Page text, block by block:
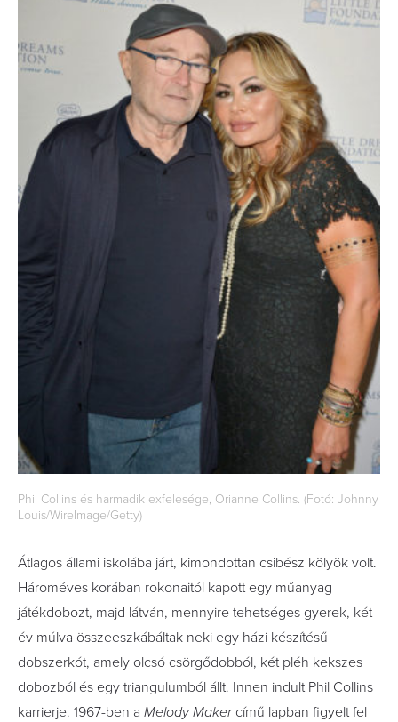
Phil Collins és harmadik exfelesége, Orianne Collins. (Fotó: Johnny
Louis/WireImage/Getty)
Átlagos állami iskolába járt, kimondottan csibész kölyök volt.
Hároméves korában rokonaitól kapott egy műanyag
játékdobozt, majd látván, mennyire tehetséges gyerek, két
év múlva összeeszkábáltak neki egy házi készítésű
dobszerkót, amely olcsó csörgődobból, két pléh kekszes
dobozból és egy triangulumból állt. Innen indult Phil Collins
karrierje. 1967-ben a Melody Makercímű lapban figyelt fel